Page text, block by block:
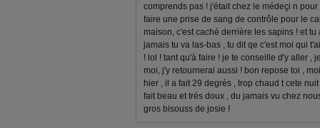
comprends pas ! j'était chez le médeçi n
faire une prise de sang de contrôle pour le
maison, c'est caché derrière les sapins ! et
jamais tu va las-bas , tu dit qe c'est moi qui
! lol ! tant qu'à faire ! je te conseille d'y aller ,
moi, j'y retournerai aussi ! bon repose toi ,
hier , il a fait 29 degrés , trop chaud t cete
fait beau et trés doux , du jamais vu chez
gros bisouss de josie !